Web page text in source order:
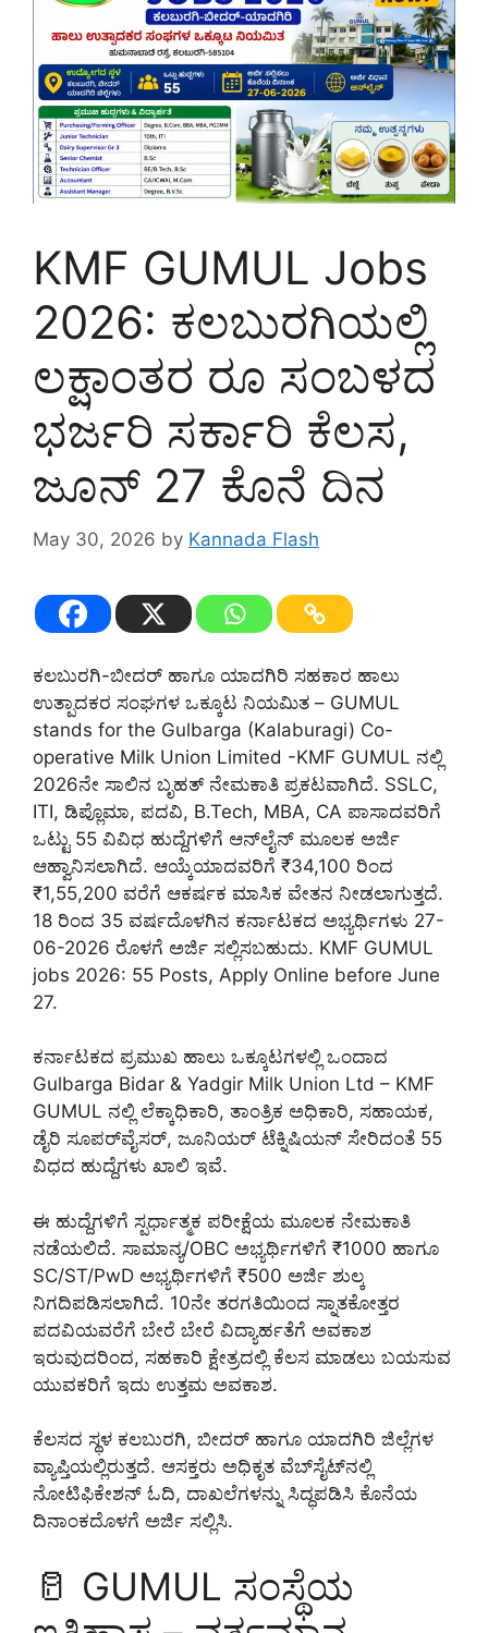
KMF GUMUL Jobs
2026: ಕಲಬುರಗಿಯಲ್ಲಿ
ಲಕ್ಷಾಂತರ ರೂ ಸಂಬಳದ
ಭರ್ಜರಿ ಸರ್ಕಾರಿ ಕೆಲಸ,
ಜೂನ್‌ 27 ಕೊನೆ ದಿನ
May 30, 2026 by Kannada Flash
ಕಲಬುರಗಿ-ಬೀದರ್ ಹಾಗೂ ಯಾದಗಿರಿ ಸಹಕಾರ ಹಾಲು
ಉತ್ಪಾದಕರ ಸಂಘಗಳ ಒಕ್ಕೂಟ ನಿಯಮಿತ – GUMUL
stands for the Gulbarga (Kalaburagi) Co-
operative Milk Union Limited -KMF GUMUL ನಲ್ಲಿ
2026ನೇ ಸಾಲಿನ ಬೃಹತ್ ನೇಮಕಾತಿ ಪ್ರಕಟವಾಗಿದೆ. SSLC,
ITI, ಡಿಪ್ಲೊಮಾ, ಪದವಿ, B.Tech, MBA, CA ಪಾಸಾದವರಿಗೆ
ಒಟ್ಟು 55 ವಿವಿಧ ಹುದ್ದೆಗಳಿಗೆ ಆನ್‌ಲೈನ್ ಮೂಲಕ ಅರ್ಜಿ
ಆಹ್ವಾನಿಸಲಾಗಿದೆ. ಆಯ್ಕೆಯಾದವರಿಗೆ ₹34,100 ರಿಂದ
₹1,55,200 ವರೆಗೆ ಆಕರ್ಷಕ ಮಾಸಿಕ ವೇತನ ನೀಡಲಾಗುತ್ತದೆ.
18 ರಿಂದ 35 ವರ್ಷದೊಳಗಿನ ಕರ್ನಾಟಕದ ಅಭ್ಯರ್ಥಿಗಳು 27-
06-2026 ರೊಳಗೆ ಅರ್ಜಿ ಸಲ್ಲಿಸಬಹುದು. KMF GUMUL
jobs 2026: 55 Posts, Apply Online before June
27.
ಕರ್ನಾಟಕದ ಪ್ರಮುಖ ಹಾಲು ಒಕ್ಕೂಟಗಳಲ್ಲಿ ಒಂದಾದ
Gulbarga Bidar & Yadgir Milk Union Ltd – KMF
GUMUL ನಲ್ಲಿ ಲೆಕ್ಕಾಧಿಕಾರಿ, ತಾಂತ್ರಿಕ ಅಧಿಕಾರಿ, ಸಹಾಯಕ,
ಡೈರಿ ಸೂಪರ್‌ವೈಸರ್, ಜೂನಿಯರ್ ಟೆಕ್ನಿಷಿಯನ್ ಸೇರಿದಂತೆ 55
ವಿಧದ ಹುದ್ದೆಗಳು ಖಾಲಿ ಇವೆ.
ಈ ಹುದ್ದೆಗಳಿಗೆ ಸ್ಪರ್ಧಾತ್ಮಕ ಪರೀಕ್ಷೆಯ ಮೂಲಕ ನೇಮಕಾತಿ
ನಡೆಯಲಿದೆ. ಸಾಮಾನ್ಯ/OBC ಅಭ್ಯರ್ಥಿಗಳಿಗೆ ₹1000 ಹಾಗೂ
SC/ST/PwD ಅಭ್ಯರ್ಥಿಗಳಿಗೆ ₹500 ಅರ್ಜಿ ಶುಲ್ಕ
ನಿಗದಿಪಡಿಸಲಾಗಿದೆ. 10ನೇ ತರಗತಿಯಿಂದ ಸ್ನಾತಕೋತ್ತರ
ಪದವಿಯವರೆಗೆ ಬೇರೆ ಬೇರೆ ವಿದ್ಯಾರ್ಹತೆಗೆ ಅವಕಾಶ
ಇರುವುದರಿಂದ, ಸಹಕಾರಿ ಕ್ಷೇತ್ರದಲ್ಲಿ ಕೆಲಸ ಮಾಡಲು ಬಯಸುವ
ಯುವಕರಿಗೆ ಇದು ಉತ್ತಮ ಅವಕಾಶ.
ಕೆಲಸದ ಸ್ಥಳ ಕಲಬುರಗಿ, ಬೀದರ್ ಹಾಗೂ ಯಾದಗಿರಿ ಜಿಲ್ಲೆಗಳ
ವ್ಯಾಪ್ತಿಯಲ್ಲಿರುತ್ತದೆ. ಆಸಕ್ತರು ಅಧಿಕೃತ ವೆಬ್‌ಸೈಟ್‌ನಲ್ಲಿ
ನೋಟಿಫಿಕೇಶನ್ ಓದಿ, ದಾಖಲೆಗಳನ್ನು ಸಿದ್ಧಪಡಿಸಿ ಕೊನೆಯ
ದಿನಾಂಕದೊಳಗೆ ಅರ್ಜಿ ಸಲ್ಲಿಸಿ.
🥛 GUMUL ಸಂಸ್ಥೆಯ